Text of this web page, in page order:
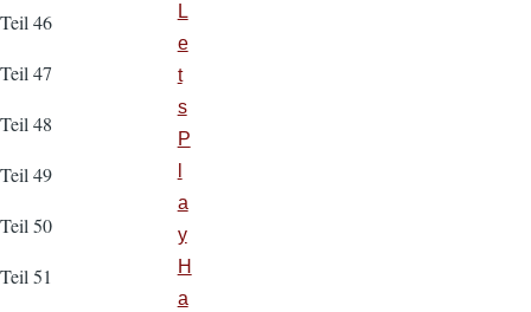
Teil 46
Teil 47
Teil 48
Teil 49
Teil 50
Teil 51
L
e
t
s
P
a
y
H
a